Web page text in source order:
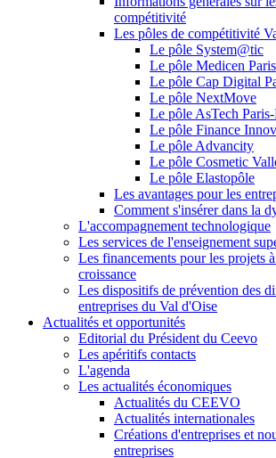
compétitivité
Les pôles de compétitivité
Le pôle System@tic
Le pôle Medicen
Le pôle Cap Digital
Le pôle NextMove
Le pôle AsTech
Le pôle Finance
Le pôle Advancity
Le pôle Cosmetic
Le pôle Elastopôle
Les avantages pour les
Comment s'insérer dans la
L'accompagnement technologique
Les services de l'enseignement
Les financements pour les projets
croissance
Les dispositifs de prévention des
entreprises du Val d'Oise
Actualités et opportunités
Editorial du Président du Ceevo
Les apéritifs contacts
L'agenda
Les actualités économiques
Actualités du CEEVO
Actualités internationales
Créations d'entreprises et
entreprises